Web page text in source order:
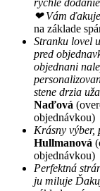
rýchle
❤ Vám
na základe
Stranku lovel
pred
objednani
stene drzia
Naďová
objednávkou)
Krásny výber,
Hullmanová
objednávkou)
Perfektná
ju miluje